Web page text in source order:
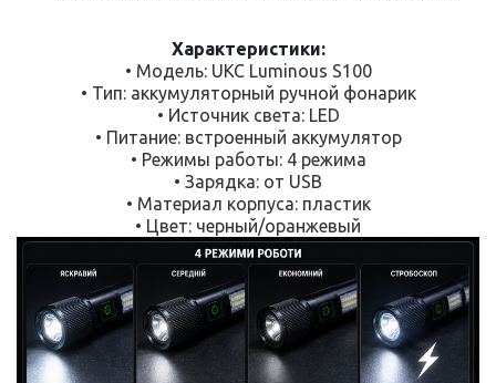
Характеристики:
• Модель: UKC Luminous S100
• Тип: аккумуляторный ручной фонарик
• Источник света: LED
• Питание: встроенный аккумулятор
• Режимы работы: 4 режима
• Зарядка: от USB
• Материал корпуса: пластик
• Цвет: черный/оранжевый